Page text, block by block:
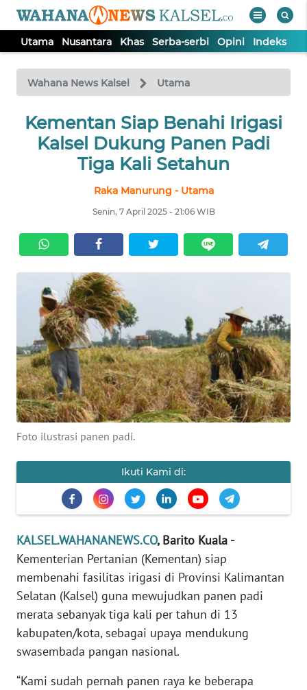
Utama Nusantara Khas Serba-serbi Opini Indeks
Wahana News Kalsel Utama
Kementan Siap Benahi Irigasi
Kalsel Dukung Panen Padi
Tiga Kali Setahun
Raka Manurung - Utama
Senin, 7 April 2025 - 21:06 WIB
Foto ilustrasi panen padi.
Ikuti Kami di:
KALSEL.WAHANANEWS.CO, Barito Kuala -
Kementerian Pertanian (Kementan) siap
membenahi fasilitas irigasi di Provinsi Kalimantan
Selatan (Kalsel) guna mewujudkan panen padi
merata sebanyak tiga kali per tahun di 13
kabupaten/kota, sebagai upaya mendukung
swasembada pangan nasional.
“Kami sudah pernah panen raya ke beberapa
TV
Tutup
UTAMA
NUSANTARA
SERBA-
SERBI
OPINI
Informasi
INDEKS
BERITA
KONTAK
KAMI
PEDOMAN
MEDIA